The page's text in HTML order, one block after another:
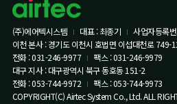
(주)에어텍시스템 대표 : 최종기
사업자등록
이천 본사 : 경기도 이천시 호법면 이섭대천로 749-
전화 : 031-246-9977
팩스 : 031-246-9979
대구 지사 : 대구광역시 북구 동호동 151-2
전화 : 053-744-9972
팩스 : 053-744-9973
COPYRIGHT(C) Airtec System Co., Ltd. ALL